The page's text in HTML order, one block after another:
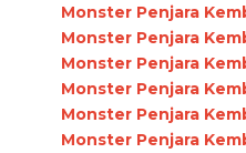
Monster Penjara
Monster Penjara
Monster Penjara
Monster Penjara
Monster Penjara
Monster Penjara